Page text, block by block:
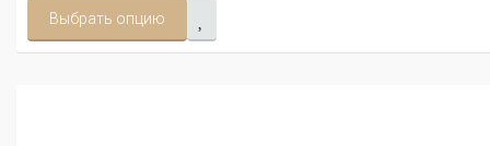
Выбрать опцию